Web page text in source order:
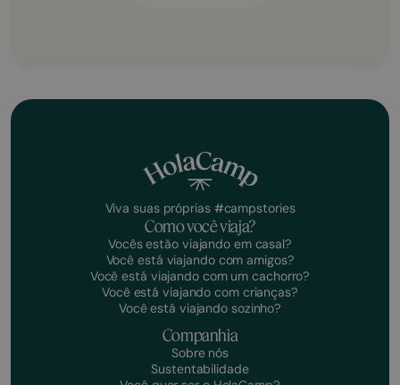
Viva suas próprias #campstories
Como você viaja?
Vocês estão viajando em casal?
Você está viajando com amigos?
Você está viajando com um cachorro?
Você está viajando com crianças?
Você está viajando sozinho?
Companhia
Sobre nós
Sustentabilidade